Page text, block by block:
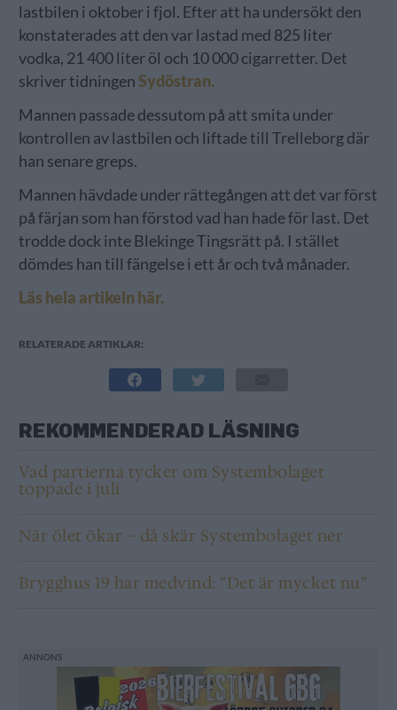
lastbilen i oktober i fjol. Efter att ha undersökt den
konstaterades att den var lastad med 825 liter
vodka, 21 400 liter öl och 10 000 cigarretter. Det
skriver tidningenSydöstran.
Mannen passade dessutom på att smita under
kontrollen av lastbilen och liftade till Trelleborg där
han senare greps.
Mannen hävdade under rättegången att det var först
på färjan som han förstod vad han hade för last. Det
trodde dock inte Blekinge Tingsrätt på. I stället
dömdes han till fängelse i ett år och två månader.
Läs hela artikeln här.
RELATERADE ARTIKLAR:
REKOMMENDERAD LÄSNING
Vad partierna tycker om Systembolaget
toppade i juli
När ölet ökar – då skär Systembolaget ner
Brygghus 19 har medvind: ”Det är mycket nu”